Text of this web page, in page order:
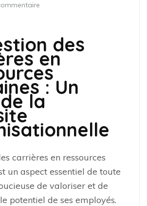
des
en
: Un
la
carrières en ressources
un aspect essentiel de toute
de valoriser et de
potentiel de ses employés.